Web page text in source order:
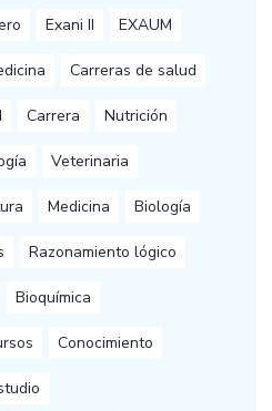
Exani II EXAUM
Carreras de salud
Carrera Nutrición
Veterinaria
Medicina Biología
Razonamiento lógico
Bioquímica
Conocimiento